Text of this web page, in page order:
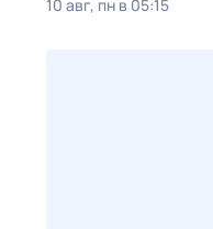
10 авг, пн в 05:15